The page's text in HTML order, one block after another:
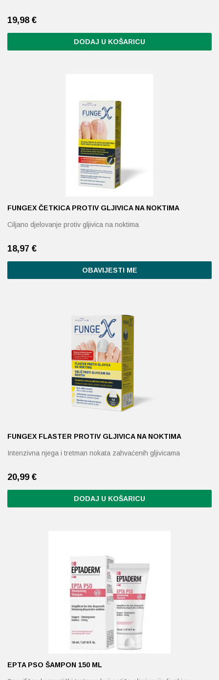
19,98 €
DODAJ U KOŠARICU
FUNGEX ČETKICA PROTIV GLJIVICA NA NOKTIMA
Ciljano djelovanje protiv gljivica na noktima
18,97 €
OBAVIJESTI ME
FUNGEX FLASTER PROTIV GLJIVICA NA NOKTIMA
Intenzivna njega i tretman nokata zahvaćenih gljivicama
20,99 €
DODAJ U KOŠARICU
EPTA PSO ŠAMPON 150 ML